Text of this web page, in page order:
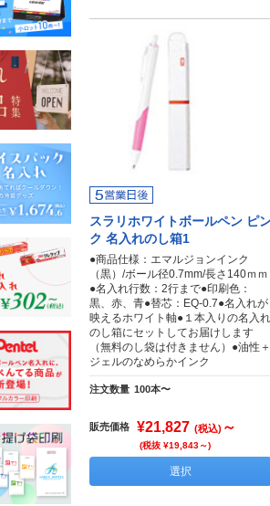
スラリホワイトボールペン ピ
ク 名入れのし箱1
●商品仕様：エマルジョンインク
（黒）/ボール径0.7mm/長さ140ｍｍ
●名入れ行数：2行まで●印刷色：
黒、赤、青●替芯：EQ-0.7●名入れが
映えるホワイト軸●１本入りの名入れ
のし箱にセットしてお届けします
（無料のし袋は付きません）●油性＋
ジェルのなめらかインク
注文数量 100本〜
販売価格 ¥21,827 (税込) ～
(税抜 ¥19,843～)
選択